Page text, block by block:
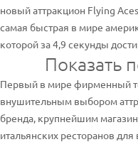
новый аттракцион Flying
самая быстрая в мире
которой за 4,9 секунды
Показать
Первый в мире фирменный
внушительным выбором
бренда, крупнейшим
итальянских ресторанов